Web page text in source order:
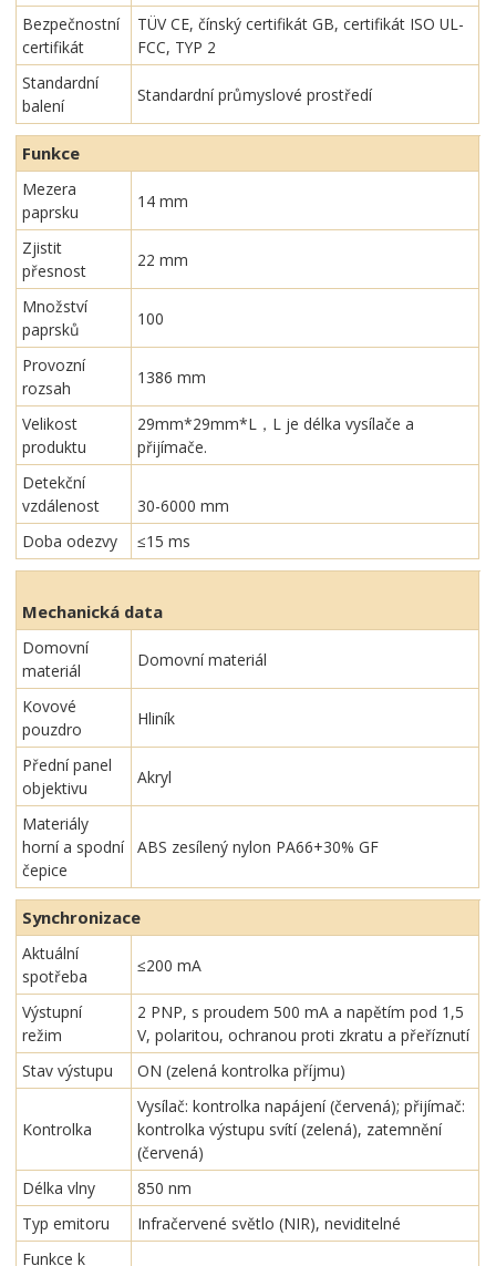
Bezpečnostní
certifikát
TÜV CE, čínský certifikát GB, certifikát ISO UL-
FCC, TYP 2
Standardní
balení
Standardní průmyslové prostředí
Funkce
Mezera
paprsku
14 mm
Zjistit
přesnost
22 mm
Množství
paprsků
100
Provozní
rozsah
1386 mm
Velikost
produktu
29mm*29mm*L，L je délka vysílače a
přijímače.
Detekční
vzdálenost
30-6000 mm
Doba odezvy
≤15 ms
Mechanická data
Domovní
materiál
Domovní materiál
Kovové
pouzdro
Hliník
Přední panel
objektivu
Akryl
Materiály
horní a spodní
čepice
ABS zesílený nylon PA66+30% GF
Synchronizace
Aktuální
spotřeba
≤200 mA
Výstupní
režim
2 PNP, s proudem 500 mA a napětím pod 1,5
V, polaritou, ochranou proti zkratu a přeříznutí
Stav výstupu
ON (zelená kontrolka příjmu)
Kontrolka
Vysílač: kontrolka napájení (červená); přijímač:
kontrolka výstupu svítí (zelená), zatemnění
(červená)
Délka vlny
850 nm
Typ emitoru
Infračervené světlo (NIR), neviditelné
Funkce k